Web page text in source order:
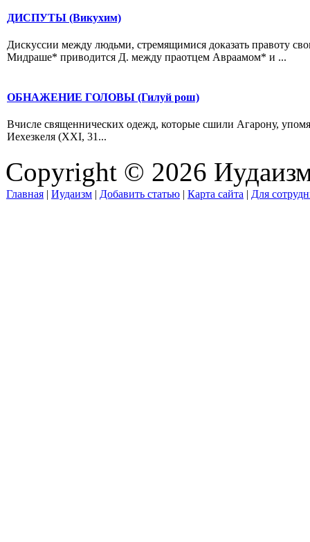
ДИСПУТЫ (Викухим)
Дискуссии между людьми, стремящимися доказать правоту
Мидраше* приводится Д. между праотцем Авраамом* и ...
ОБНАЖЕНИЕ ГОЛОВЫ (Гилуй рош)
Вчисле священнических одежд, которые сшили Агарону,
Иехезкеля (XXI, 31...
Copyright © 2026
Главная | Иудаизм | Добавить статью | Карта сайта | Для